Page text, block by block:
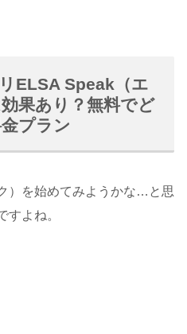
ELSA Speak（エ
果あり？無料でど
プラン
）を始めてみようかな…と思
すよね。